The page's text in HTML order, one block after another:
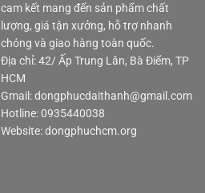
cam kết mang đến sản phẩm chất
lượng, giá tận xưởng, hỗ trợ nhanh
chóng và giao hàng toàn quốc.
Địa chỉ: 42/ Ấp Trung Lân, Bà Điểm, TP
HCM
Gmail: dongphucdaithanh@gmail.com
Hotline: 0935440038
Website: dongphuchcm.org